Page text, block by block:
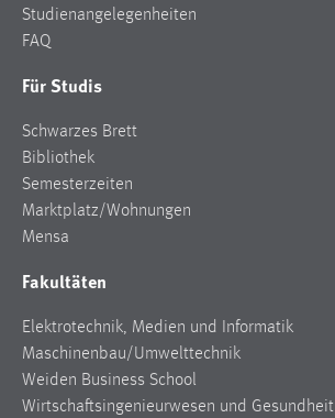
Studienangelegenheiten
FAQ
Für Studis
Schwarzes Brett
Bibliothek
Semesterzeiten
Marktplatz/Wohnungen
Mensa
Fakultäten
Elektrotechnik, Medien und Informatik
Maschinenbau/Umwelttechnik
Weiden Business School
Wirtschaftsingenieurwesen und Gesundheit